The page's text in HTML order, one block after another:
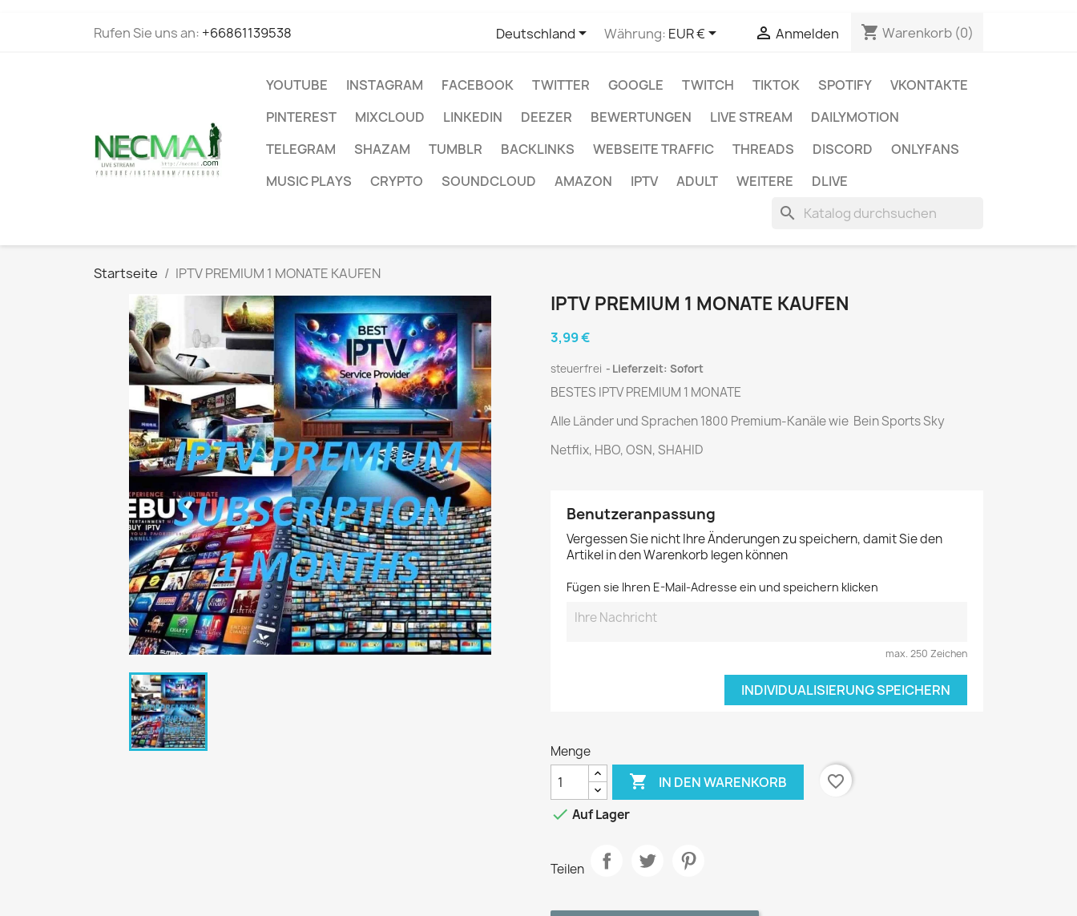
Rufen Sie uns an: +66861139538 Deutschland Währung: EUR €  Anmelden shopping_cart Warenkorb (0)
YOUTUBE INSTAGRAM FACEBOOK TWITTER GOOGLE TWITCH TIKTOK SPOTIFY
VKONTAKTE
PINTEREST
MIXCLOUD LINKEDIN DEEZER BEWERTUNGEN LIVE STREAM
DAILYMOTION
TELEGRAM
SHAZAM TUMBLR BACKLINKS WEBSEITE TRAFFIC THREADS DISCORD
ONLYFANS
MUSIC PLAYS
CRYPTO SOUNDCLOUD AMAZON IPTV ADULT WEITERE DLIVE
search
Startseite IPTV PREMIUM 1 MONATE KAUFEN
IPTV PREMIUM 1 MONATE KAUFEN
3,99 €
steuerfrei Lieferzeit: Sofort
BESTES IPTV PREMIUM 1 MONATE
Alle Länder und Sprachen 1800 Premium-Kanäle wie Bein Sports Sky
Netflix, HBO, OSN, SHAHID
Benutzeranpassung
Vergessen Sie nicht Ihre Änderungen zu speichern, damit Sie den
Artikel in den Warenkorb legen können
Fügen sie Ihren E-Mail-Adresse ein und speichern klicken
max. 250 Zeichen
INDIVIDUALISIERUNG SPEICHERN
Menge
 IN DEN WARENKORB
favorite_border
 Auf Lager
Teilen